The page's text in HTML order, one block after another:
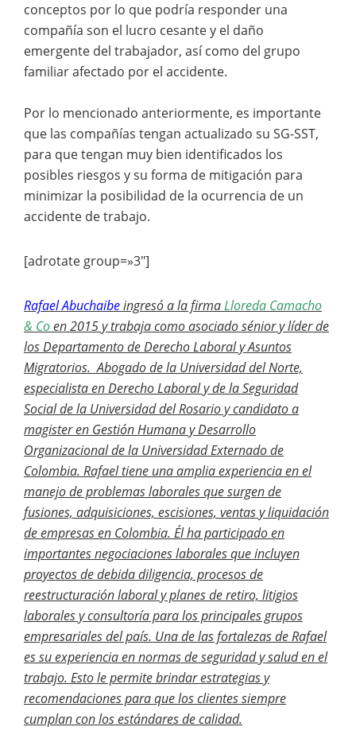
conceptos por lo que podría responder una
compañía son el lucro cesante y el daño
emergente del trabajador, así como del grupo
familiar afectado por el accidente.
Por lo mencionado anteriormente, es importante
que las compañías tengan actualizado su SG-SST,
para que tengan muy bien identificados los
posibles riesgos y su forma de mitigación para
minimizar la posibilidad de la ocurrencia de un
accidente de trabajo.
[adrotate group=»3″]
Rafael Abuchaibeingresó a la firmaLloreda Camacho
& Coen 2015 y trabaja como asociado sénior y líder de
los Departamento de Derecho Laboral y Asuntos
Migratorios. Abogado de la Universidad del Norte,
especialista en Derecho Laboral y de la Seguridad
Social de la Universidad del Rosario y candidato a
magister en Gestión Humana y Desarrollo
Organizacional de la Universidad Externado de
Colombia. Rafael tiene una amplia experiencia en el
manejo de problemas laborales que surgen de
fusiones, adquisiciones, escisiones, ventas y liquidación
de empresas en Colombia. Él ha participado en
importantes negociaciones laborales que incluyen
proyectos de debida diligencia, procesos de
reestructuración laboral y planes de retiro, litigios
laborales y consultoría para los principales grupos
empresariales del país. Una de las fortalezas de Rafael
es su experiencia en normas de seguridad y salud en el
trabajo. Esto le permite brindar estrategias y
recomendaciones para que los clientes siempre
cumplan con los estándares de calidad.